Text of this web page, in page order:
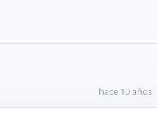
hace 10 años